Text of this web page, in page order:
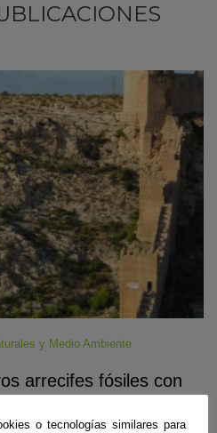
y Medio Ambiente
arrecifes fósiles con
o tecnologías similares para